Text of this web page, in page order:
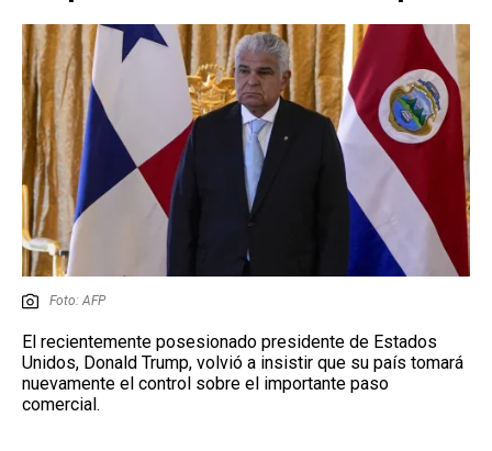
EMISIÓN 11:30 PM
Foto: AFP
El recientemente posesionado presidente de Estados
Unidos, Donald Trump, volvió a insistir que su país tomará
nuevamente el control sobre el importante paso
comercial.